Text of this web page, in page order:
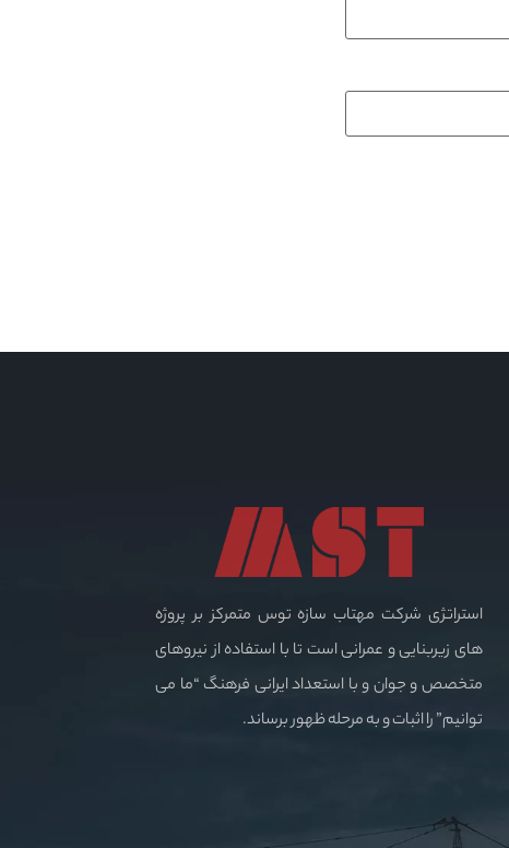
استراتژی شرکت مهتاب سازه توس متمرکز بر پروژه
های زیربنایی و عمرانی است تا با استفاده از نیروهای
متخصص و جوان و با استعداد ایرانی فرهنگ “ما می
توانیم” را اثبات و به مرحله ظهور برساند.